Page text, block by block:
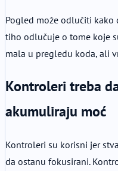
Pogled može odlučiti kako
tiho odlučuje o tome koje
mala u pregledu koda, ali
Kontroleri treba
akumuliraju moć
Kontroleri su korisni jer
da ostanu fokusirani.